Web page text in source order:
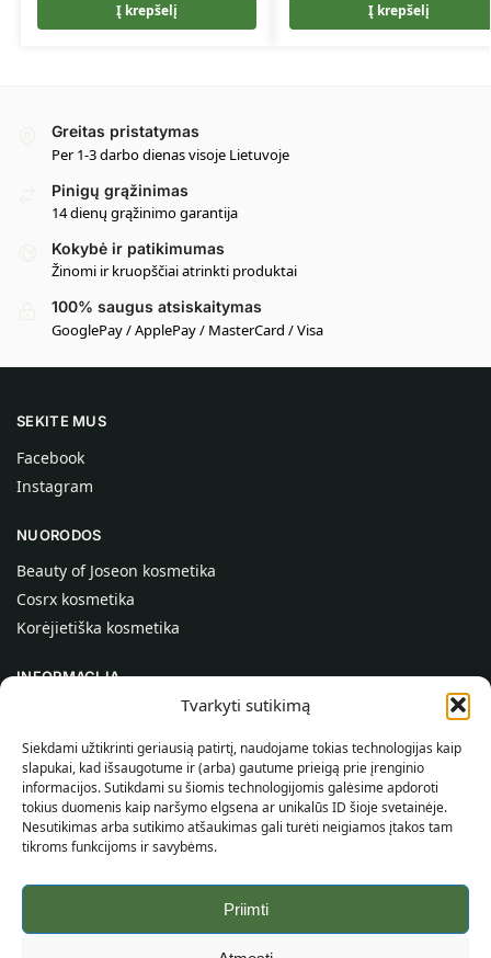
Tvarkyti sutikimą
Siekdami užtikrinti geriausią patirtį, naudojame tokias technologijas kaip
slapukai, kad išsaugotume ir (arba) gautume prieigą prie įrenginio
informacijos. Sutikdami su šiomis technologijomis galėsime apdoroti
tokius duomenis kaip naršymo elgsena ar unikalūs ID šioje svetainėje.
Nesutikimas arba sutikimo atšaukimas gali turėti neigiamos įtakos tam
tikroms funkcijoms ir savybėms.
Priimti
Į krepšelį Į krepšelį
Greitas pristatymas
Per 1-3 darbo dienas visoje Lietuvoje
Pinigų grąžinimas
14 dienų grąžinimo garantija
Kokybė ir patikimumas
Žinomi ir kruopščiai atrinkti produktai
100% saugus atsiskaitymas
GooglePay / ApplePay / MasterCard / Visa
SEKITE MUS
Facebook
Instagram
NUORODOS
Beauty of Joseon kosmetika
Cosrx kosmetika
Korėjietiška kosmetika
INFORMACIJA
Kontaktai
Pagalba
INFORMACIJA PIRKĖJUI
Pristatymo sąlygos
Taisyklės ir sąlygos
Svetainės žemėlapis